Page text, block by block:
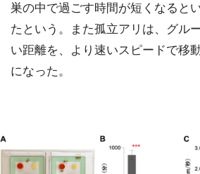
巣の中で過ごす時間が短くなると
たという。また孤立アリは、グル
い距離を、より速いスピードで移
になった。